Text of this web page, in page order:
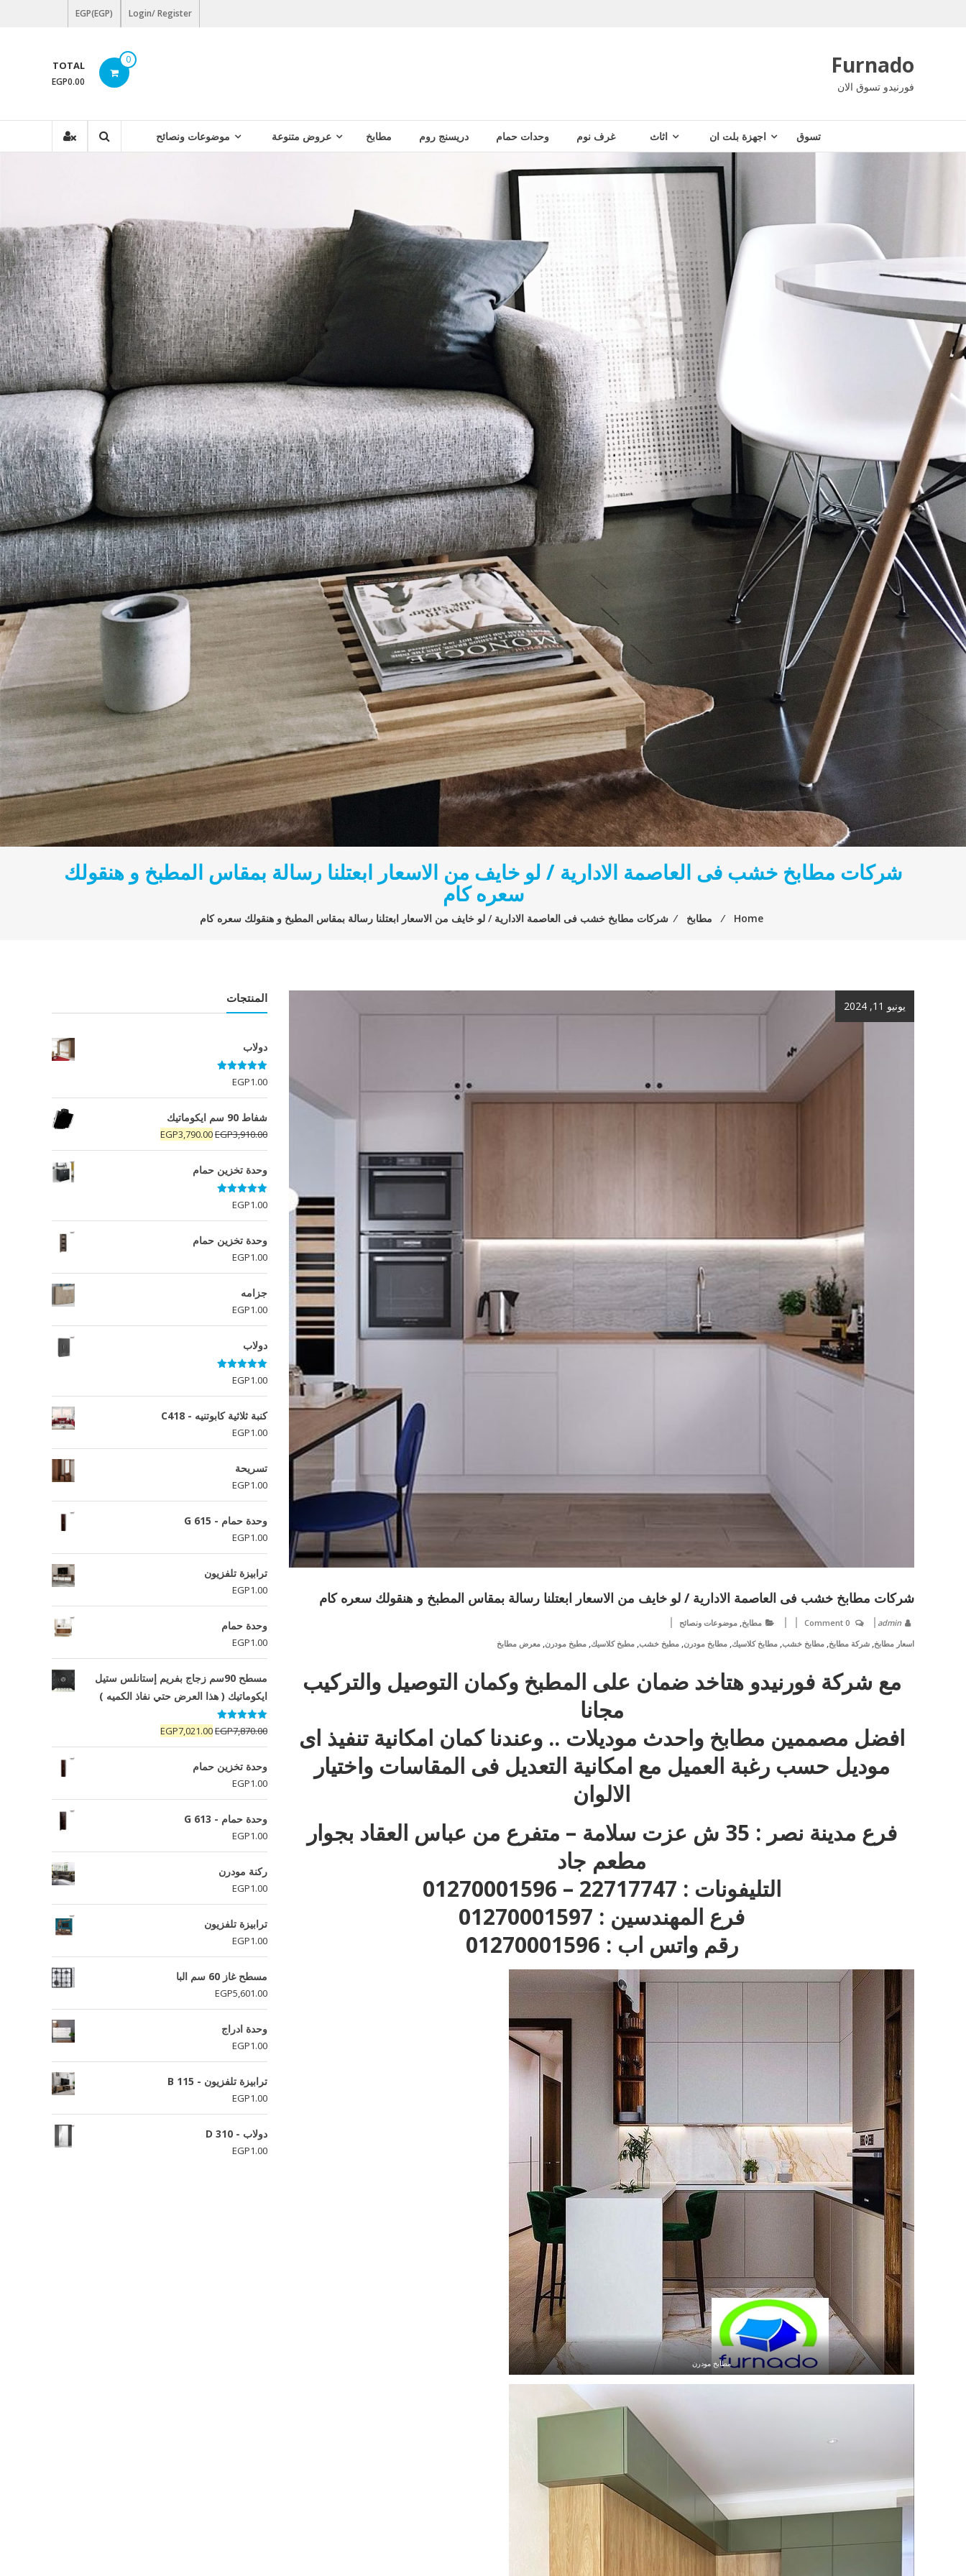
Login/ Register
EGP(EGP)
Furnado
فورنيدو تسوق الان
0
TOTAL
EGP0.00
تسوق اجهزة بلت ان اثاث غرف نوم وحدات حمام دريسنج روم مطابخ عروض متنوعة موضوعات ونصائح
شركات مطابخ خشب فى العاصمة الادارية / لو خايف من الاسعار ابعتلنا رسالة بمقاس المطبخ و هنقولك
سعره كام
Home
⁄ مطابخ ⁄ شركات مطابخ خشب فى العاصمة الادارية / لو خايف من الاسعار ابعتلنا رسالة بمقاس المطبخ و هنقولك سعره كام
يونيو 11, 2024
شركات مطابخ خشب فى العاصمة الادارية / لو خايف من الاسعار ابعتلنا رسالة بمقاس المطبخ و هنقولك سعره كام
admin
0 Comment مطابخ, موضوعات ونصائح
اسعار مطابخ, شركة مطابخ, مطابخ خشب, مطابخ كلاسيك, مطابخ مودرن, مطبخ خشب, مطبخ كلاسيك, مطبخ مودرن, معرض مطابخ
مع شركة فورنيدو هتاخد ضمان على المطبخ وكمان التوصيل والتركيب
مجانا
افضل مصممين مطابخ واحدث موديلات .. وعندنا كمان امكانية تنفيذ اى
موديل حسب رغبة العميل مع امكانية التعديل فى المقاسات واختيار
الالوان
فرع مدينة نصر : 35 ش عزت سلامة – متفرع من عباس العقاد بجوار
مطعم جاد
التليفونات : 22717747 – 01270001596
فرع المهندسين : 01270001597
رقم واتس اب : 01270001596
مطابخ مودرن
المنتجات
دولاب
تم التقييم
5.00
من 5
EGP1.00
شفاط 90 سم ايكوماتيك
EGP3,910.00
السعر
الأصلي
هو:
EGP3,790.00
السعر
الحالي
وحدة تخزين حمام
تم التقييم
5.00
من 5
EGP1.00
وحدة تخزين حمام
EGP1.00
جزامه
EGP1.00
دولاب
تم التقييم
5.00
من 5
EGP1.00
كنبة ثلاثية كابوتنيه - C418
EGP1.00
تسريحة
EGP1.00
وحدة حمام - G 615
EGP1.00
ترابيزة تلفزيون
EGP1.00
وحدة حمام
EGP1.00
مسطح 90سم زجاج بفريم إستانلس ستيل
ايكوماتيك ( هذا العرض حتي نفاذ الكميه )
تم التقييم
5.00 من 5EGP7,870.00
السعر
الأصلي
هو:
EGP7,021.00
السعر
الحالي
وحدة تخزين حمام
EGP1.00
وحدة حمام - G 613
EGP1.00
ركنة مودرن
EGP1.00
ترابيزة تلفزيون
EGP1.00
مسطح غاز 60 سم البا
EGP5,601.00
وحدة ادراج
EGP1.00
ترابيزة تلفزيون - B 115
EGP1.00
دولاب - D 310
EGP1.00